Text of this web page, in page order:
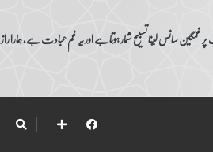
سانس لینا تسبیح شمار ہوتا ہے اور یہ غم عبادت ہے، ہمارا راز